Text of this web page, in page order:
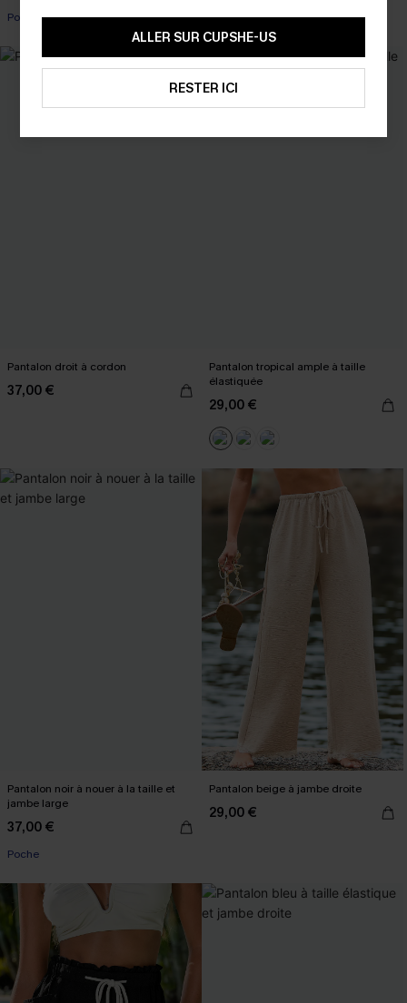
Poche Poche
Pantalon droit à cordon
37,00 €
Pantalon tropical ample à taille
élastiquée
29,00 €
Pantalon noir à nouer à la taille et
jambe large
37,00 €
Poche
Pantalon beige à jambe droite
29,00 €
ALLER SUR CUPSHE-US
RESTER ICI